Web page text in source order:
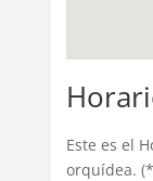
Este es el
orquídea.